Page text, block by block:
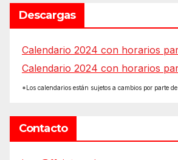
Descargas
Calendario 2024 con horarios
Calendario 2024 con horarios
*Los calendarios están sujetos a cambios por parte de
Contacto